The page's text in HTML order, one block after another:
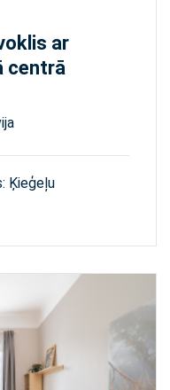
ar
centrā
Ķieģeļu